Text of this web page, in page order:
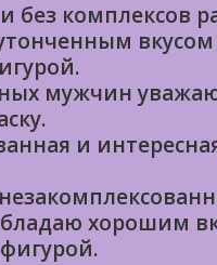
без комплексов
мужчин
и
хорошим